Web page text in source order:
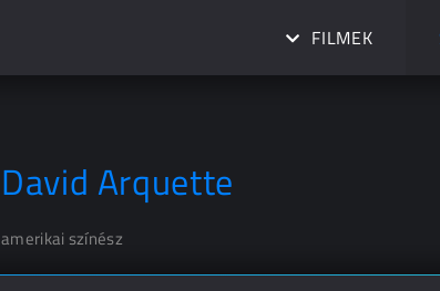
FILMEK
David Arquette
amerikai színész